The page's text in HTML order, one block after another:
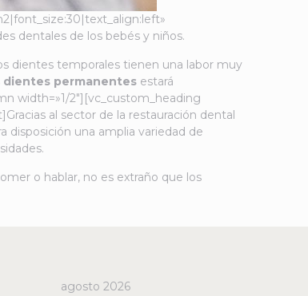
dentales de los bebés y niños.
dientes temporales tienen una labor muy
permanentes estará
width=»1/2″][vc_custom_heading
al sector de la restauración dental
una amplia variedad de
o hablar, no es extraño que los
agosto 2026